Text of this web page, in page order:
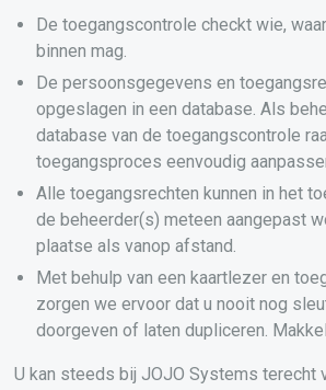
De toegangscontrole checkt wie,
binnen mag.
De persoonsgegevens en
opgeslagen in een database. Als
database van de toegangscontrole
toegangsproces eenvoudig
Alle toegangsrechten kunnen in het
de beheerder(s) meteen aangepast
plaatse als vanop afstand.
Met behulp van een kaartlezer en
zorgen we ervoor dat u nooit nog
doorgeven of laten dupliceren.
U kan steeds bij JOJO Systems terecht